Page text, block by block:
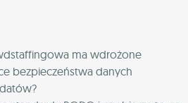
ma wdrożone
bezpieczeństwa danych